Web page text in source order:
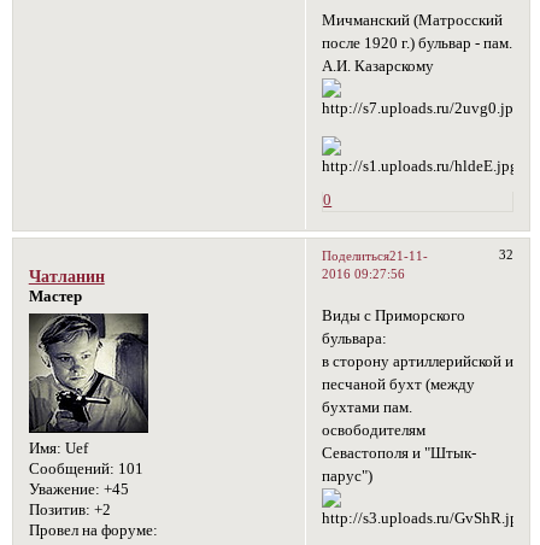
Мичманский (Матросский
после 1920 г.) бульвар - пам.
А.И. Казарскому
0
Поделиться 32
21-11-
2016 09:27:56
Чатланин
Мастер
Имя: Uef
Сообщений: 101
Уважение: +45
Позитив: +2
Провел на форуме:
Виды с Приморского
бульвара:
в сторону артиллерийской и
песчаной бухт (между
бухтами пам.
освободителям
Севастополя и "Штык-
парус")